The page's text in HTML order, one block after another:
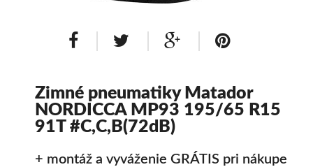
Puklice na kolesá Kontakt Blog
Zimné pneumatiky Matador
NORDICCA MP93 195/65 R15
91T #C,C,B(72dB)
+ montáž a vyváženie GRÁTIS pri nákupe